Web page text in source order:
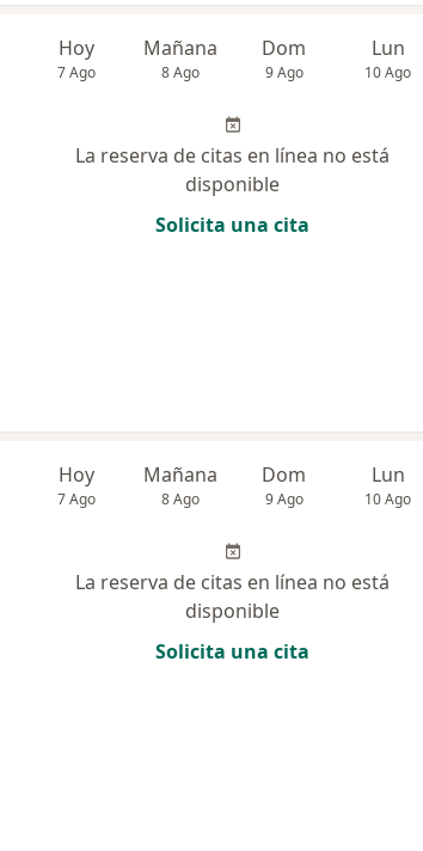
Hoy
7 Ago
Mañana
8 Ago
Dom
9 Ago
Lun
10 Ago
La reserva de citas en línea no está
disponible
Solicita una cita
Hoy
7 Ago
Mañana
8 Ago
Dom
9 Ago
Lun
10 Ago
La reserva de citas en línea no está
disponible
Solicita una cita